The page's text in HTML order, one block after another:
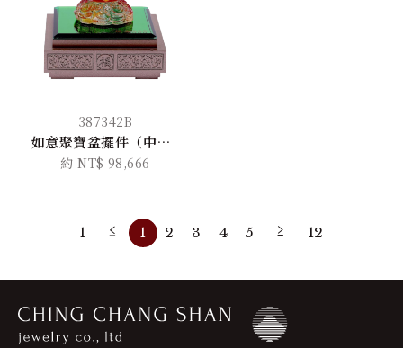
387342B
如意聚寶盆擺件（中版）
約 NT$ 98,666
1 1 2 3 4 5 12